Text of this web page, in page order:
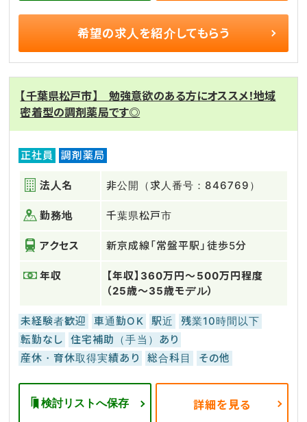
希望の求人を紹介してもらう
【千葉県松戸市】 勉強意欲のある方にオススメ！地域
密着型の調剤薬局です◎
正社員 調剤薬局
法人名 非公開（求人番号：846769）
勤務地 千葉県松戸市
アクセス 新京成線「常盤平駅」徒歩5分
年収
【年収】360万円～500万円程度
（25歳～35歳モデル）
未経験者歓迎 車通勤OK 駅近
残業10時間以下
転勤なし
住宅補助（手当）あり
産休・育休取得実績あり
総合科目 その他
検討リストへ保存 詳細を見る